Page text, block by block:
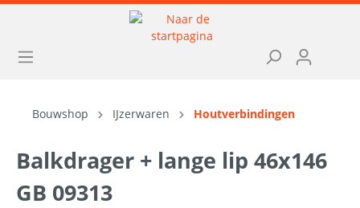
Bouwshop IJzerwaren Houtverbindingen
Balkdrager + lange lip 46x146
GB 09313